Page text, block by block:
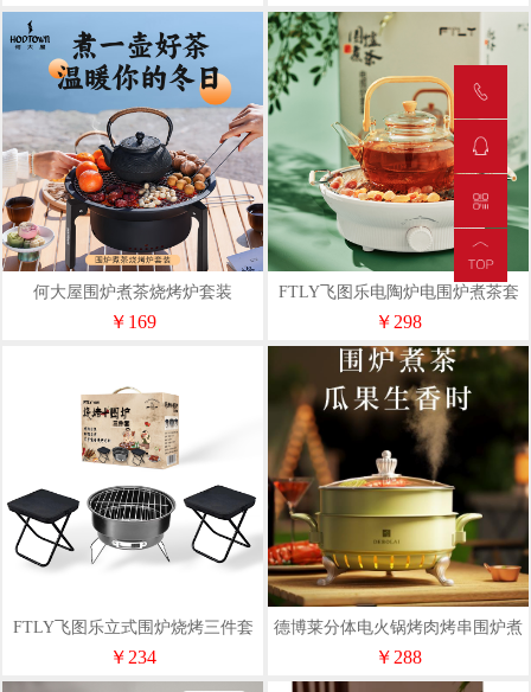
何大屋围炉煮茶烧烤炉套装
HDW2005
￥169
FTLY飞图乐电陶炉电围炉煮茶套
装月影白DTL0302
￥298
FTLY飞图乐立式围炉烧烤三件套
（围炉+折叠凳）WLTZ06
￥234
德博莱分体电火锅烤肉烤串围炉煮
茶
￥288